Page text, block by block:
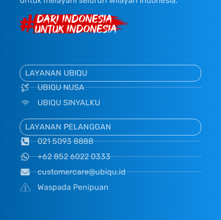
LAYANAN UBIQU
UBIQU NUSA
UBIQU SINYALKU
LAYANAN PELANGGAN
021 5093 8888
+62 852 6022 0333
customercare@ubiqu.id
Waspada Penipuan